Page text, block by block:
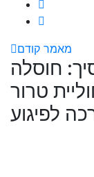
מאמר קודם
חוסלה
טרור
לפיגוע